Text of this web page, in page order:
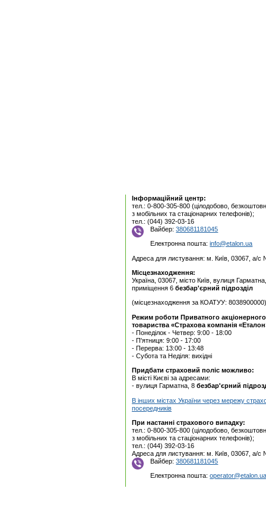
Інформаційний центр:
тел.: 0-800-305-800 (цілодобово,
з мобільних та стаціонарних телефонів);
тел.: (044) 392-03-16
Вайбер:380681181045
Електронна пошта:info@etalon.ua
Адреса для листування: м. Київ, 03067, а/с
Місцезнаходження:
Україна, 03067, місто Київ, вулиця
приміщення 6 безбар'єрний підрозділ
(місцезнаходження за КОАТУУ: 8038900000)
Режим роботи Приватного акцiонерного
товариства «Страхова компанія
- Понеділок - Четвер: 9:00 - 18:00
- П'ятниця: 9:00 - 17:00
- Перерва: 13:00 - 13:48
- Субота та Неділя: вихідні
Придбати страховий поліс можливо:
В місті Києві за адресами:
- вулиця Гарматна, 8 безбар'єрний
В інших містах України через мережу
посередників
При настанні страхового випадку:
тел.: 0-800-305-800 (цілодобово,
з мобільних та стаціонарних телефонів);
тел.: (044) 392-03-16
Адреса для листування: м. Київ, 03067, а/с
Вайбер:380681181045
Електронна пошта: